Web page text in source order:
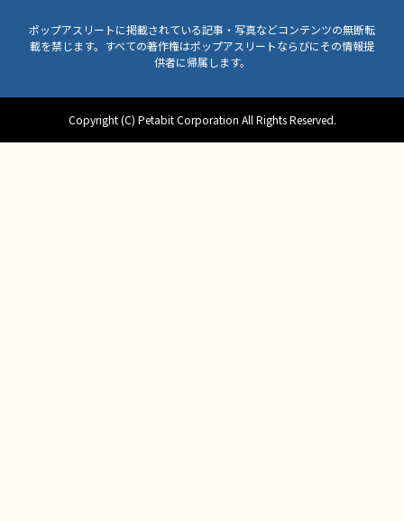
ポップアスリートに掲載されている記事・写真などコンテンツの無断転
載を禁じます。すべての著作権はポップアスリートならびにその情報提
供者に帰属します。
Copyright (C) Petabit Corporation All Rights Reserved.